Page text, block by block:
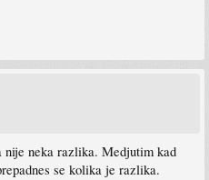
nije neka razlika. Medjutim kad
se kolika je razlika.